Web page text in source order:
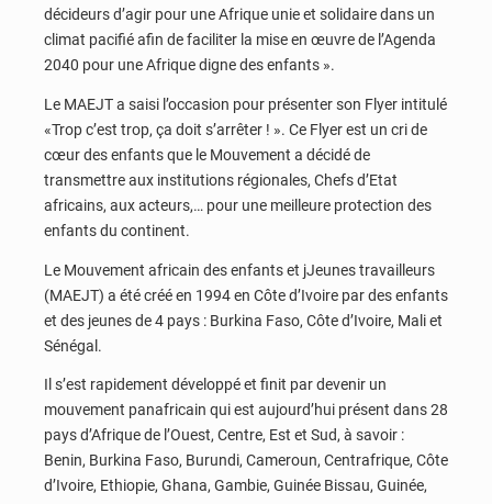
décideurs d’agir pour une Afrique unie et solidaire dans un
climat pacifié afin de faciliter la mise en œuvre de l’Agenda
2040 pour une Afrique digne des enfants ».
Le MAEJT a saisi l’occasion pour présenter son Flyer intitulé
«Trop c’est trop, ça doit s’arrêter ! ». Ce Flyer est un cri de
cœur des enfants que le Mouvement a décidé de
transmettre aux institutions régionales, Chefs d’Etat
africains, aux acteurs,… pour une meilleure protection des
enfants du continent.
Le Mouvement africain des enfants et jJeunes travailleurs
(MAEJT) a été créé en 1994 en Côte d’Ivoire par des enfants
et des jeunes de 4 pays : Burkina Faso, Côte d’Ivoire, Mali et
Sénégal.
Il s’est rapidement développé et finit par devenir un
mouvement panafricain qui est aujourd’hui présent dans 28
pays d’Afrique de l’Ouest, Centre, Est et Sud, à savoir :
Benin, Burkina Faso, Burundi, Cameroun, Centrafrique, Côte
d’Ivoire, Ethiopie, Ghana, Gambie, Guinée Bissau, Guinée,